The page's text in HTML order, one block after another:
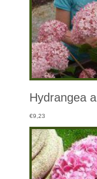
Hydrangea
€9,23